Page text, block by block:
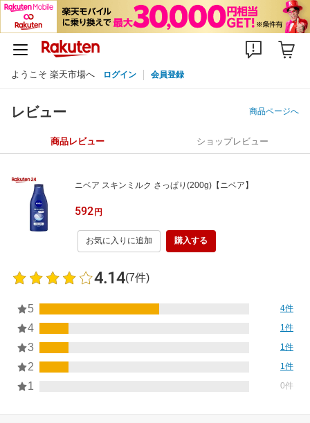
ようこそ 楽天市場へ ログイン 会員登録
レビュー 商品ページへ
商品レビュー ショップレビュー
ニベア スキンミルク さっぱり(200g)【ニベア】
592円
お気に入りに追加 購入する
4.14(7件)
5 4件
4 1件
3 1件
2 1件
1 0件